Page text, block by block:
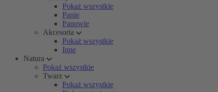
Pokaż wszystkie
Panie
Panowie
Akcesoria
Pokaż wszystkie
Inne
Natura
Pokaż wszystkie
Twarz
Pokaż wszystkie